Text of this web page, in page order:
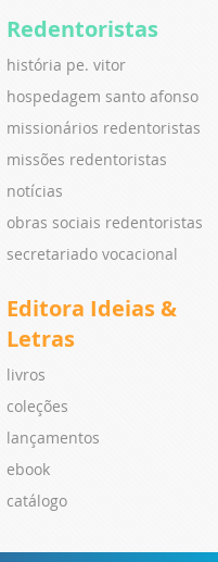
Redentoristas
história pe. vitor
hospedagem santo afonso
missionários redentoristas
missões redentoristas
notícias
obras sociais redentoristas
secretariado vocacional
Editora Ideias &
Letras
livros
coleções
lançamentos
ebook
catálogo